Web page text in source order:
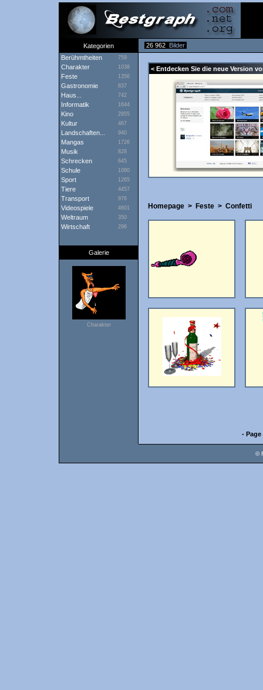
Kategorien 26 962 Bilder
Berühmtheiten
759
Charakter 1038
Feste 1356
Gastronomie 837
Haus... 742
Informatik 1644
Kino 2955
Kultur 467
Landschaften... 940
Mangas 1726
Musik 828
Schrecken 645
Schule 1080
Sport 1265
Tiere 4457
Transport 976
Videospiele 4601
Weltraum 350
Wirtschaft 296
Galerie
Charakter
< Entdecken Sie die neue Version
Homepage > Feste > Confetti
- Page
©